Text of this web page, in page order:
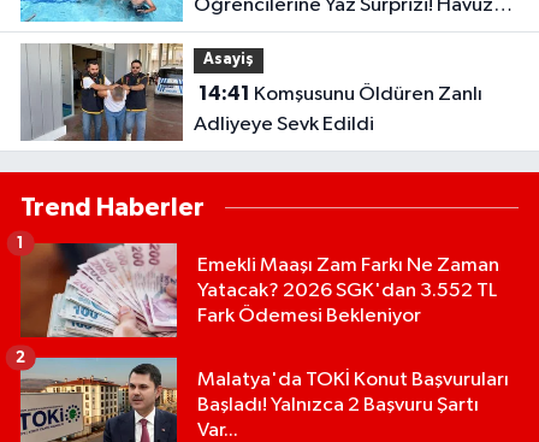
Öğrencilerine Yaz Sürprizi! Havuzda
Dolu Dolu Bir Gün
Asayiş
14:41
Adliyeye Sevk Edildi
Trend Haberler
Emekli Maaşı Zam Farkı Ne Zaman
Yatacak? 2026 SGK'dan 3.552 TL
Fark Ödemesi Bekleniyor
1
Malatya'da TOKİ Konut Başvuruları
Başladı! Yalnızca 2 Başvuru Şartı
Var...
2